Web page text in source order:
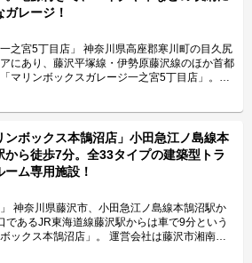
ガレージ！
川県高座郡寒川町の目久尻
にあり、藤沢平塚線・伊勢原藤沢線のほか首都
マリンボックスガレージ一之宮5丁目店」。最
す。 運営会社は、平成4年から30年近くトラ
式会社マリンボックス。湘南エリアを中心に全
トを提供している会社です。 今回は、株式会
いる「マリンボックスガレージ一之宮5丁目
。 「マリンボックスガレージ
リンボックスガレージ一之
型のガレージタイプの収納スペースがあるの
都高速のインターチェンジがあり、主要地方道
藤沢線や神奈川県道47号藤沢平塚線も通って
ます。 「マリンボックスガレージ一之宮5丁目
いるため、コンプレッサーなどを用いて車の掃
ンボックス本鵠沼店」小田急江ノ島線本
から徒歩7分。全33タイプの建築型トラ
ーム専用施設！
か
であるJR東海道線藤沢駅からは車で9分という
ックス本鵠沼店」。 運営会社は藤沢市湘南台
中心に全国でトランクルームを運営する株式会